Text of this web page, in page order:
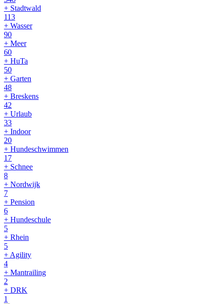
+ Stadtwald
113
+ Wasser
90
+ Meer
60
+ HuTa
50
+ Garten
48
+ Breskens
42
+ Urlaub
33
+ Indoor
20
+ Hundeschwimmen
17
+ Schnee
8
+ Nordwijk
7
+ Pension
6
+ Hundeschule
5
+ Rhein
5
+ Agility
4
+ Mantrailing
2
+ DRK
1